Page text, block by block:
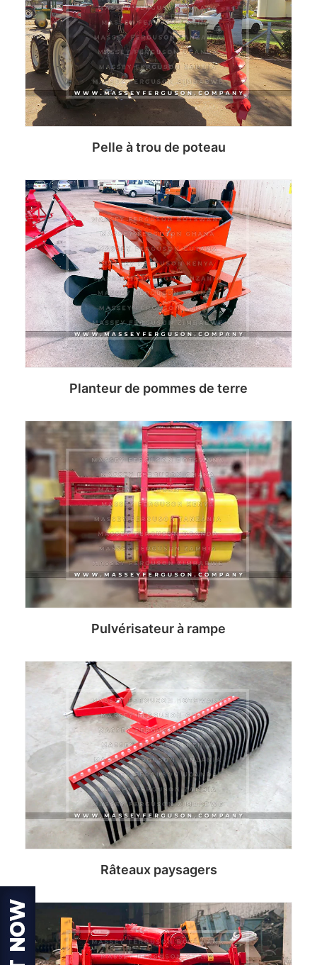
Pelle à trou de poteau
Read more
Planteur de pommes de terre
Read more
Pulvérisateur à rampe
Read more
Râteaux paysagers
Read more